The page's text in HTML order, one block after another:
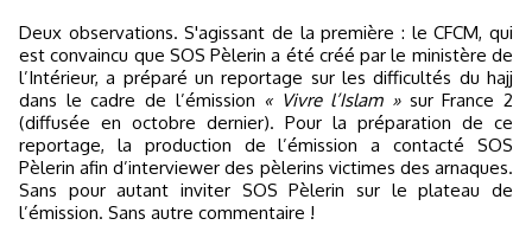
Deux observations. S'agissant de la première : le CFCM, qui
est convaincu que SOS Pèlerin a été créé par le ministère de
l’Intérieur, a préparé un reportage sur les difficultés du hajj
dans le cadre de l’émission « Vivre l’Islam »sur France 2
(diffusée en octobre dernier). Pour la préparation de ce
reportage, la production de l’émission a contacté SOS
Pèlerin afin d’interviewer des pèlerins victimes des arnaques.
Sans pour autant inviter SOS Pèlerin sur le plateau de
l’émission. Sans autre commentaire !